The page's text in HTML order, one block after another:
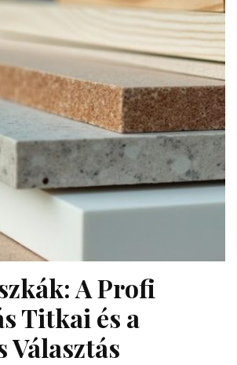
A Profi
Titkai és a
Választás